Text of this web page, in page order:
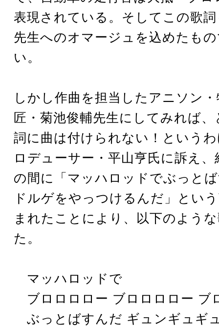
表現されている。そしてこの歌
先生へのオマージュを込めたも
い。
しかし作曲を担当したアニソン
匠・菊池俊輔先生にしてみれば
詞に曲は付けられない！という
ロデューサー・平山亨氏に訴え
の間に「マッハロッドでぶっと
ドルゲをやっつけるんだ」とい
まれたことにより、以下のよう
た。
マッハロッドで
ブロロロロー ブロロロロー
ぶっとばすんだ ギュンギュギ